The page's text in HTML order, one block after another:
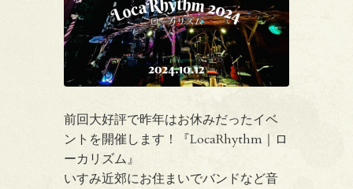
前回大好評で昨年はお休みだったイベ
ントを開催します！『LocaRhythm｜ロ
ーカリズム』
いすみ近郊にお住まいでバンドなど音